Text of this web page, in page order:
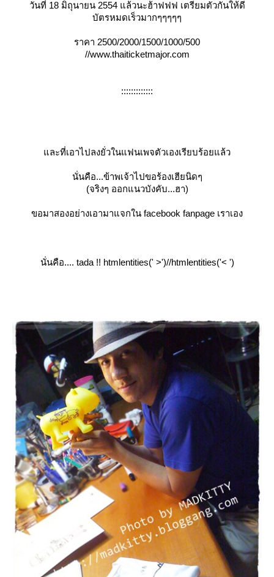
วันที่ 18 มิถุนายน 2554 แล้วนะฮ้าฟฟฟ เตรียมตัวกันให้ดี
บัตรหมดเร็วมากๆๆๆๆๆ
ราคา 2500/2000/1500/1000/500
//www.thaiticketmajor.com
:::::::::::::
ละที่เอาไปลงยั่วในแฟนเพจตัวเองเรียบร้อยแล้ว
นั่นคือ...ข้าพเจ้าไปขอร้องเฮียนิดๆ
(จริงๆ ออกแนวบังคับ...ฮา)
ขอมาสองอย่างเอามาแจกใน facebook fanpage เราเอง
นั่นคือ.... tada !! htmlentities(' >')//htmlentities('< ')